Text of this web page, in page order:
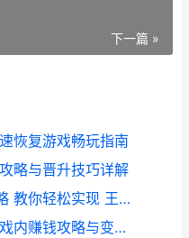
下一篇 »
恢复游戏畅玩指南
略与晋升技巧详解
王者荣耀单机版皮肤获取攻略 教你轻松实现 王者荣耀单机如何弄皮肤 梦想
王者荣耀如何有收入 揭秘游戏内赚钱攻略与变现技巧